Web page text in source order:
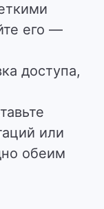
его —
доступа,
или
обеим